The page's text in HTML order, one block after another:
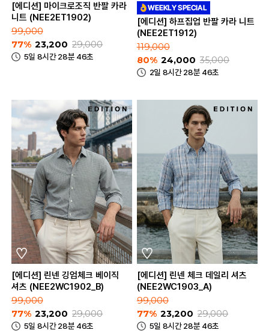
[에디션] 마이크로조직 반팔 카라
니트 (NEE2ET1902)
99,000
77% 23,200 29,000
5일 8시간 28분 46초
[에디션] 하프집업 반팔 카라 니트
(NEE2ET1912)
119,000
80% 24,000 35,000
2일 8시간 28분 46초
[에디션] 린넨 깅엄체크 베이직
셔츠 (NEE2WC1902_B)
99,000
77% 23,200 29,000
5일 8시간 28분 46초
[에디션] 린넨 체크 데일리 셔츠
(NEE2WC1903_A)
99,000
77% 23,200 29,000
5일 8시간 28분 46초